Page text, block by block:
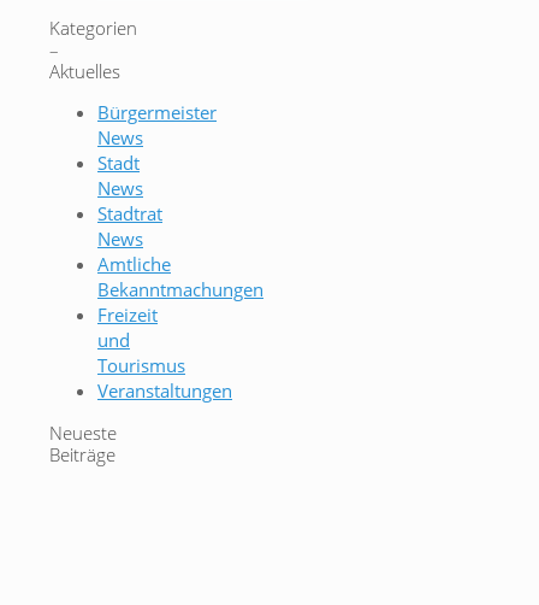
Kategorien
–
Aktuelles
Bürgermeister
News
Stadt
News
Stadtrat
News
Amtliche
Bekanntmachungen
Freizeit
und
Tourismus
Veranstaltungen
Neueste
Beiträge